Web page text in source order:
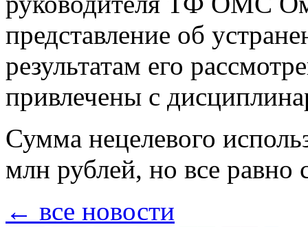
представление об
результатам его
привлечены с
Сумма нецелевого
млн рублей, но все равно
← все новости